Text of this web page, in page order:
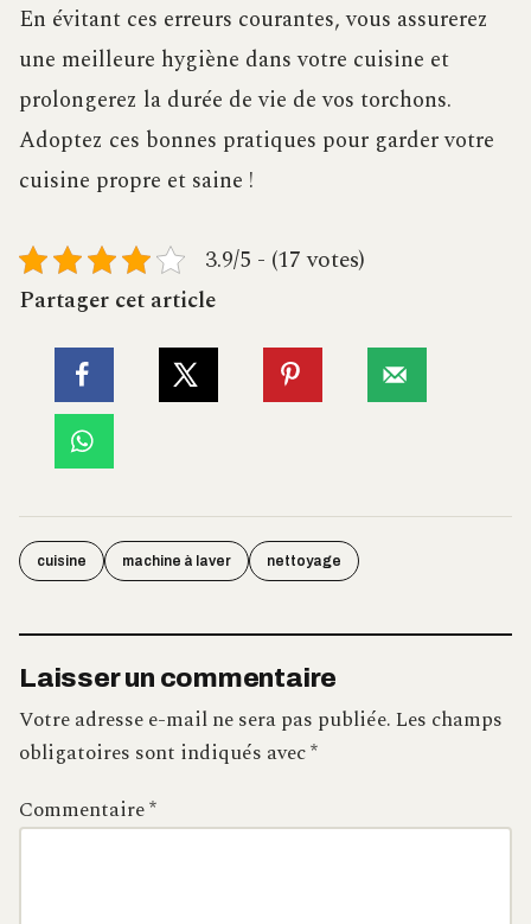
En évitant ces erreurs courantes, vous assurerez
une meilleure hygiène dans votre cuisine et
prolongerez la durée de vie de vos torchons.
Adoptez ces bonnes pratiques pour garder votre
cuisine propre et saine !
3.9/5 - (17 votes)
Partager cet article
cuisine machine à laver nettoyage
Laisser un commentaire
Votre adresse e-mail ne sera pas publiée.Les champs
obligatoires sont indiqués avec*
Commentaire*